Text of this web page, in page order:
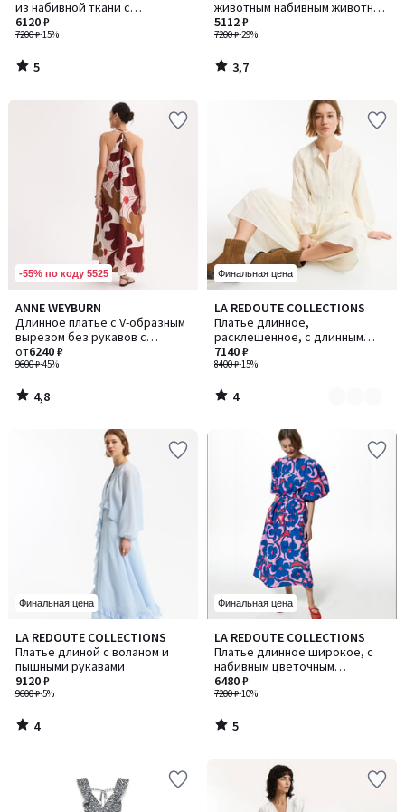
из набивной ткани с
цветочным рисунком
7200 ₽-15%
6120 ₽
5
5
/
животным набивным животным
узором, длинное, рукав
короткий
7200 ₽-29%
5112 ₽
3,7
/
-55% по коду 5525
ANNE WEYBURN
Длинное платье с V-образным
вырезом без рукавов с
принтом
9600 ₽-45%
от6240 ₽
4,8
/ 5
4,8
/
Финальная цена
LA REDOUTE COLLECTIONS
Платье длинное,
расклешенное, с длинным
рукавом
8400 ₽-15%
7140 ₽
4
/
5
Количество
цветов:
2
4
/
Финальная цена
LA REDOUTE COLLECTIONS
Платье длиной с воланом и
пышными рукавами
9600 ₽-5%
9120 ₽
4
/
5
4
/
Финальная цена
LA REDOUTE COLLECTIONS
Платье длинное широкое, с
набивным цветочным
рисунком, рукав короткий
7200 ₽-10%
6480 ₽
5
/
5
5
/